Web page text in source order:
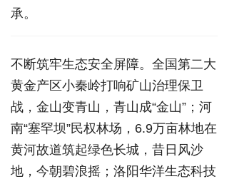
承。
不断筑牢生态安全屏障。全国第二大
黄金产区小秦岭打响矿山治理保卫
战，金山变青山，青山成“金山”；河
南“塞罕坝”民权林场，6.9万亩林地在
黄河故道筑起绿色长城，昔日风沙
地，今朝碧浪摇；洛阳华洋生态科技